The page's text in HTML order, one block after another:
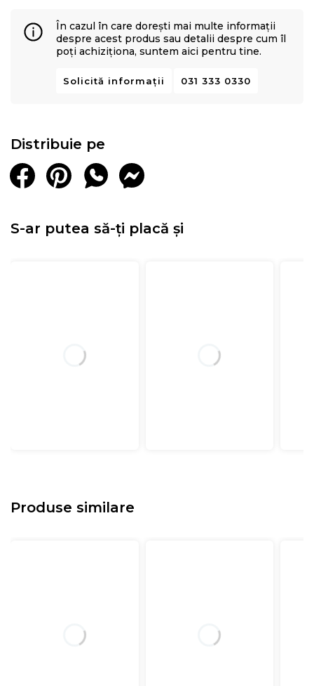
În cazul în care dorești mai multe informații
despre acest produs sau detalii despre cum îl
poți achiziționa, suntem aici pentru tine.
Solicită informații 031 333 0330
Distribuie pe
S-ar putea să-ți placă și
Produse similare